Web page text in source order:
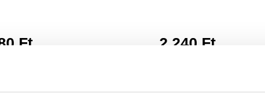
Ft 2.240 Ft
KOSÁRBA